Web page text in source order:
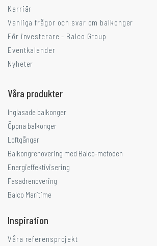
Karriär
Vanliga frågor och svar om balkonger
För investerare - Balco Group
Eventkalender
Nyheter
Våra produkter
Inglasade balkonger
Öppna balkonger
Loftgångar
Balkongrenovering med Balco-metoden
Energieffektivisering
Fasadrenovering
Balco Maritime
Inspiration
Våra referensprojekt